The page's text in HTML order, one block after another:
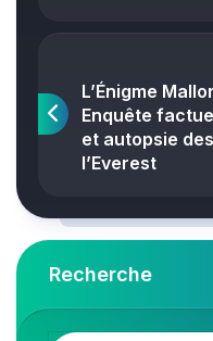
L’Énigme
Enquête
et autopsie
l’Everest
Recherche